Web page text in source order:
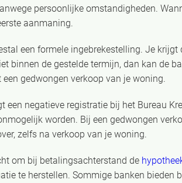
persoonlijke omstandigheden.
aanmaning.
een formele ingebrekestelling. Je
binnen de gestelde termijn, dan kan de
gedwongen verkoop van je woning.
een negatieve registratie bij het Bureau
worden. Bij een gedwongen
zelfs na verkoop van je woning.
om bij betalingsachterstand de
te herstellen. Sommige banken bieden